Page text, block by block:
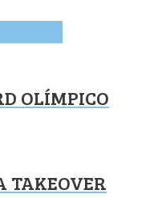
OLÍMPICO
TAKEOVER